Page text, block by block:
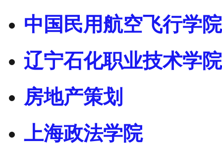
中国民用航空飞行学院
辽宁石化职业技术学院
房地产策划
上海政法学院